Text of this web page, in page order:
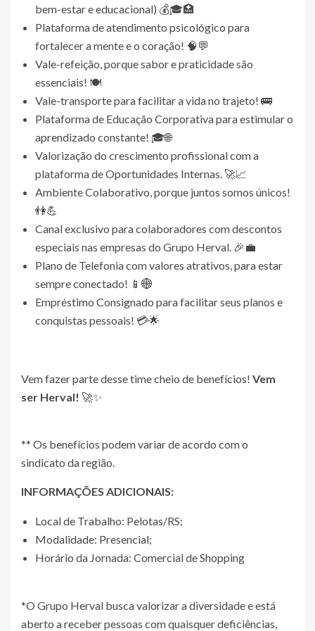
bem-estar e educacional) 💰🎓🏥
Plataforma de atendimento psicológico para
fortalecer a mente e o coração! 🧠💬
Vale-refeição, porque sabor e praticidade são
essenciais! 🍽️
Vale-transporte para facilitar a vida no trajeto! 🚌
Plataforma de Educação Corporativa para estimular o
aprendizado constante! 🎓🌐
Valorização do crescimento profissional com a
plataforma de Oportunidades Internas. 🚀📈
Ambiente Colaborativo, porque juntos somos únicos!
👫💪
Canal exclusivo para colaboradores com descontos
especiais nas empresas do Grupo Herval. 🎉💼
Plano de Telefonia com valores atrativos, para estar
sempre conectado! 📱🌐
Empréstimo Consignado para facilitar seus planos e
conquistas pessoais! 💳🌟
Vem fazer parte desse time cheio de benefícios! Vem
ser Herval! 🚀✨
** Os benefícios podem variar de acordo com o
sindicato da região.
INFORMAÇÕES ADICIONAIS:
Local de Trabalho: Pelotas/RS;
Modalidade: Presencial;
Horário da Jornada: Comercial de Shopping
*O Grupo Herval busca valorizar a diversidade e está
aberto a receber pessoas com quaisquer deficiências,